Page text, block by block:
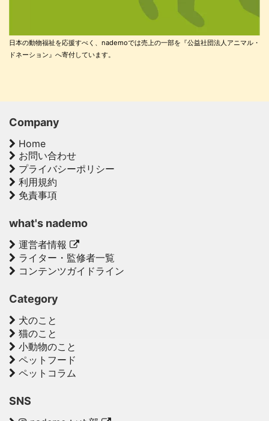
日本の動物福祉を応援すべく、nademoでは売上の一部を『公益社団法人アニマル・
ドネーション』へ寄付しています。
Company
Home
お問い合わせ
プライバシーポリシー
利用規約
免責事項
what's nademo
運営者情報
ライター・監修者一覧
コンテンツガイドライン
Category
犬のこと
猫のこと
小動物のこと
ペットフード
ペットコラム
SNS